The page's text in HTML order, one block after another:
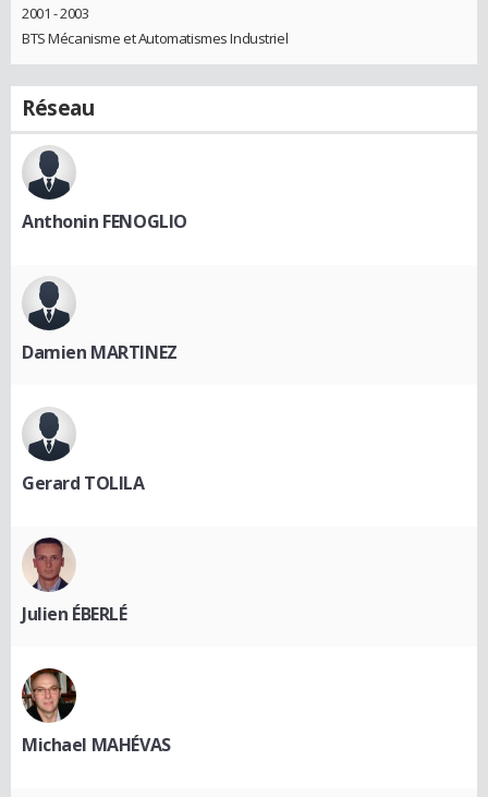
2001 - 2003
BTS Mécanisme et Automatismes Industriel
Réseau
Anthonin FENOGLIO
Damien MARTINEZ
Gerard TOLILA
Julien ÉBERLÉ
Michael MAHÉVAS